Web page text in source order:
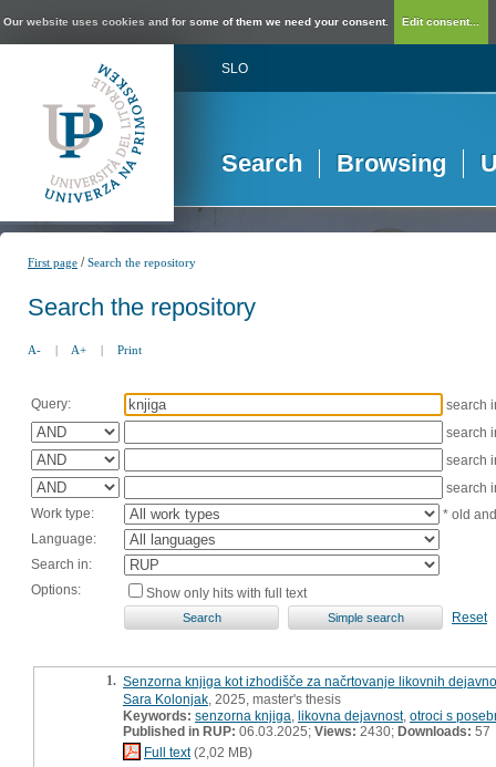
Our website uses cookies and for some of them we need your consent. Edit consent...
SLO
Search Browsing
First page /Search the repository
Search the repository
A- | A+ | Print
Query:
search
search
search
search
Work type:
* old
Language:
Search in:
Options:
Show only hits with full text
Reset
1. Senzorna knjiga kot izhodišče za načrtovanje likovnih
Sara Kolonjak , 2025, master's thesis
Keywords: senzorna knjiga likovna dejavnost, otroci s
Published in RUP: 06.03.2025; Views: 2430; Downloads: 57
Full text(2,02 MB)